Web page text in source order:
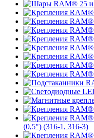
(0,5") (316-1, 316-3)